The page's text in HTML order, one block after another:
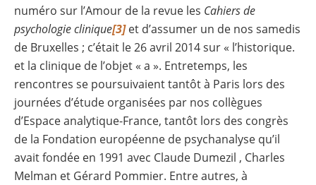
numéro sur l’Amour de la revue les Cahiers de
psychologie clinique[3]et d’assumer un de nos samedis
de Bruxelles ; c’était le 26 avril 2014 sur « l’historique.
et la clinique de l’objet « a ». Entretemps, les
rencontres se poursuivaient tantôt à Paris lors des
journées d’étude organisées par nos collègues
d’Espace analytique-France, tantôt lors des congrès
de la Fondation européenne de psychanalyse qu’il
avait fondée en 1991 avec Claude Dumezil , Charles
Melman et Gérard Pommier. Entre autres, à